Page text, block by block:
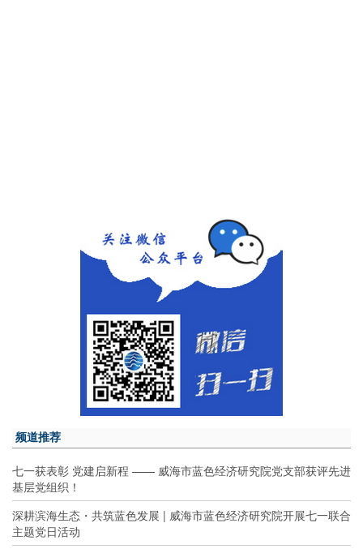
频道推荐
七一获表彰 党建启新程 —— 威海市蓝色经济研究院党支部获评先进
基层党组织！
深耕滨海生态・共筑蓝色发展 | 威海市蓝色经济研究院开展七一联合
主题党日活动